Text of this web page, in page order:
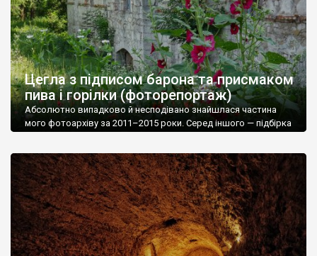
Цегла з підписом барона та присмаком
пива і горілки (фоторепортаж)
Абсолютно випадково й несподівано знайшлася частина
мого фотоархіву за 2011–2015 роки. Серед іншого — підбірка
Фрідріхом фон Гейсмаром. Барон Фрідріх Каспар фон
Гейсмар (1783–1848) — одна з найконтроверсійніших
постатей серед власників Городка на Поділлі. З одного боку
— російський генерал, що […]